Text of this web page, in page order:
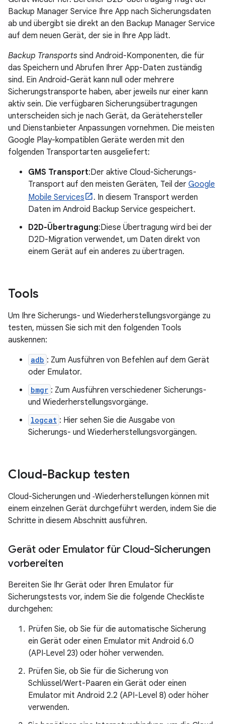
Backup Manager Service Ihre App nach Sicherungsdaten
ab und übergibt sie direkt an den Backup Manager Service
auf dem neuen Gerät, der sie in Ihre App lädt.
Backup Transports sind Android-Komponenten, die für
das Speichern und Abrufen Ihrer App-Daten zuständig
sind. Ein Android-Gerät kann null oder mehrere
Sicherungstransporte haben, aber jeweils nur einer kann
aktiv sein. Die verfügbaren Sicherungsübertragungen
unterscheiden sich je nach Gerät, da Gerätehersteller
und Dienstanbieter Anpassungen vornehmen. Die meisten
Google Play-kompatiblen Geräte werden mit den
folgenden Transportarten ausgeliefert:
GMS Transport:Der aktive Cloud-Sicherungs-
Transport auf den meisten Geräten, Teil der Google
Mobile Services
. In diesem Transport werden
Daten im Android Backup Service gespeichert.
D2D-Übertragung:Diese Übertragung wird bei der
D2D-Migration verwendet, um Daten direkt von
einem Gerät auf ein anderes zu übertragen.
Tools
Um Ihre Sicherungs- und Wiederherstellungsvorgänge zu
testen, müssen Sie sich mit den folgenden Tools
auskennen:
adb : Zum Ausführen von Befehlen auf dem Gerät
oder Emulator.
bmgr : Zum Ausführen verschiedener Sicherungs-
und Wiederherstellungsvorgänge.
logcat : Hier sehen Sie die Ausgabe von
Sicherungs- und Wiederherstellungsvorgängen.
Cloud-Backup testen
Cloud-Sicherungen und ‑Wiederherstellungen können mit
einem einzelnen Gerät durchgeführt werden, indem Sie die
Schritte in diesem Abschnitt ausführen.
Gerät oder Emulator für Cloud-Sicherungen
vorbereiten
Bereiten Sie Ihr Gerät oder Ihren Emulator für
Sicherungstests vor, indem Sie die folgende Checkliste
durchgehen:
Prüfen Sie, ob Sie für die automatische Sicherung
ein Gerät oder einen Emulator mit Android 6.0
(API‑Level 23) oder höher verwenden.
Prüfen Sie, ob Sie für die Sicherung von
Schlüssel/Wert-Paaren ein Gerät oder einen
Emulator mit Android 2.2 (API-Level 8) oder höher
verwenden.